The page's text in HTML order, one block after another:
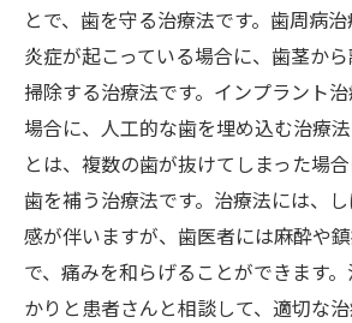
とで、歯を守る治療法です。歯周病
炎症が起こっている場合に、歯茎か
掃除する治療法です。インプラント
場合に、人工的な歯を埋め込む治療
とは、複数の歯が抜けてしまった場
歯を補う治療法です。治療法には、
感が伴いますが、歯医者には麻酔や
で、痛みを和らげることができます
かりと患者さんと相談して、適切な